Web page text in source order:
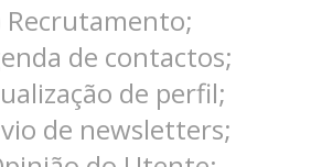
Recrutamento;
de contactos;
de perfil;
de newsletters;